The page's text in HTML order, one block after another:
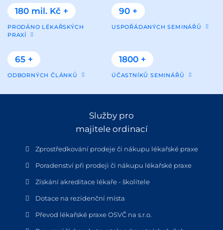
180 mil. Kč +
PRODÁNO LÉKAŘSKÝCH
PRAXÍ
90 +
USPOŘÁDANÝCH SEMINÁŘŮ
65 +
ODBORNÝCH ČLÁNKŮ
1800 +
ÚČASTNÍKŮ SEMINÁŘŮ
Služby pro
majitele ordinací
Zprostředkování prodeje či nákupu lékařské praxe
Poradenství při prodeji či nákupu lékařské praxe
Získání akreditace lékaře - školitele
Dotace na rezidenční místa
Převod lékařské praxe OSVČ na s.r.o.